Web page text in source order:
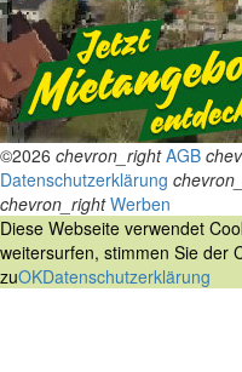
©2026 chevron_right AGB
Datenschutzerklärung
chevron_right Werben
Diese Webseite verwendet
weitersurfen, stimmen Sie der
zuOKDatenschutzerklärung